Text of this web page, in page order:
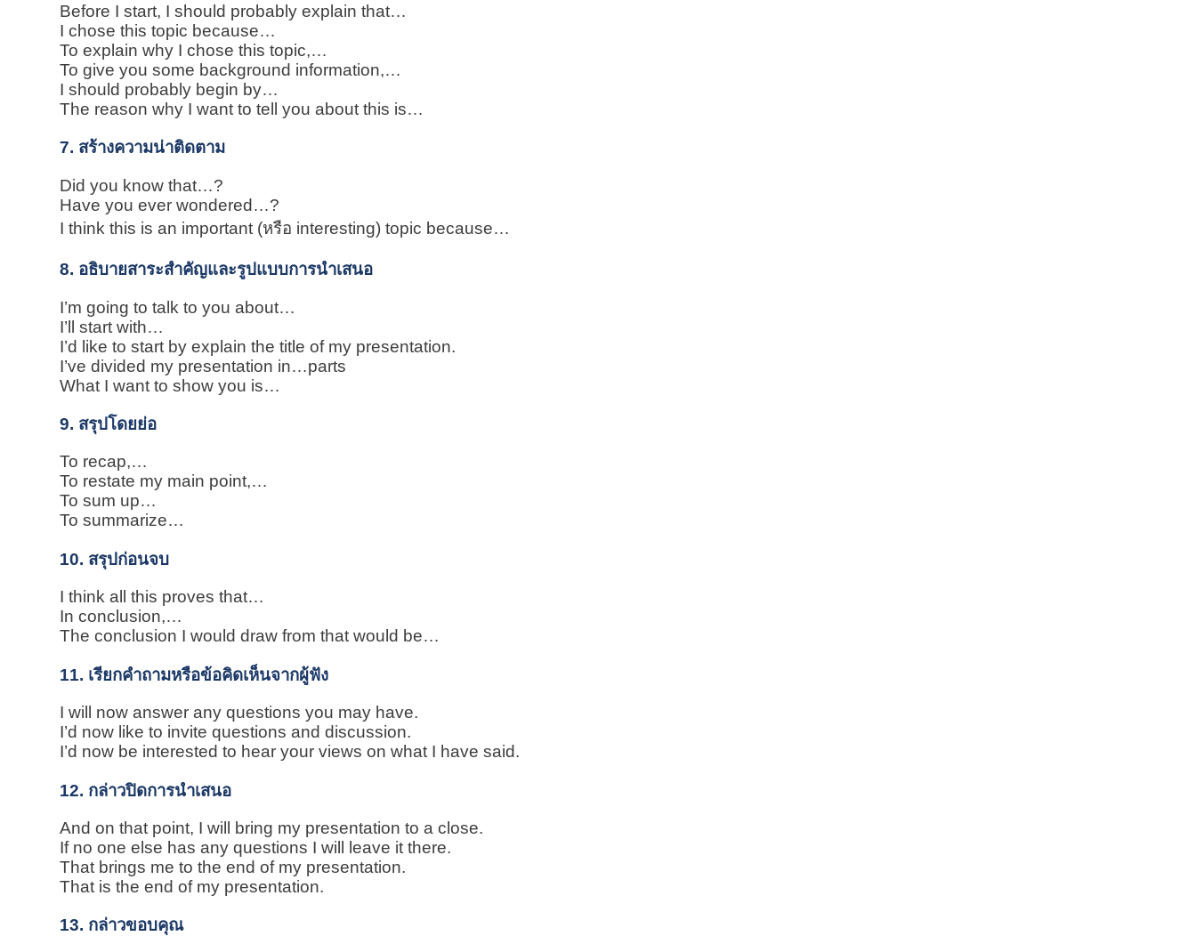
Before I start, I should probably explain that…
I chose this topic because…
To explain why I chose this topic,…
To give you some background information,…
I should probably begin by…
The reason why I want to tell you about this is…
7. สร้างความน่าติดตาม
Did you know that…?
Have you ever wondered…?
I think this is an important (หรือ interesting) topic because…
8. อธิบายสาระสำคัญและรูปแบบการนำเสนอ
I’m going to talk to you about…
I’ll start with…
I’d like to start by explain the title of my presentation.
I’ve divided my presentation in…parts
What I want to show you is…
9. สรุปโดยย่อ
To recap,…
To restate my main point,…
To sum up…
To summarize…
10. สรุปก่อนจบ
I think all this proves that…
In conclusion,…
The conclusion I would draw from that would be…
11. เรียกคำถามหรือข้อคิดเห็นจากผู้ฟัง
I will now answer any questions you may have.
I’d now like to invite questions and discussion.
I’d now be interested to hear your views on what I have said.
12. กล่าวปิดการนำเสนอ
And on that point, I will bring my presentation to a close.
If no one else has any questions I will leave it there.
That brings me to the end of my presentation.
That is the end of my presentation.
13. กล่าวขอบคุณ